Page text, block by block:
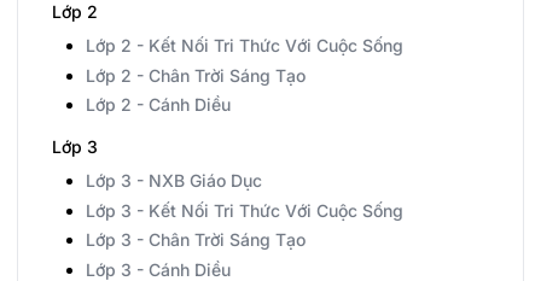
Lớp 2
Lớp 2 - Kết Nối Tri Thức Với Cuộc Sống
Lớp 2 - Chân Trời Sáng Tạo
Lớp 2 - Cánh Diều
Lớp 3
Lớp 3 - NXB Giáo Dục
Lớp 3 - Kết Nối Tri Thức Với Cuộc Sống
Lớp 3 - Chân Trời Sáng Tạo
Lớp 3 - Cánh Diều